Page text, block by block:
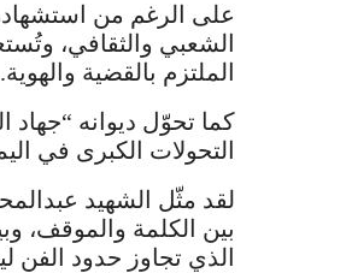
على الرغم من
الشعبي والثقافي،
الملتزم بالقضية والهوية.
كما تحوّل ديوانه “جهاد
التحولات الكبرى في
لقد مثّل الشهيد
بين الكلمة والموقف،
الذي تجاوز حدود